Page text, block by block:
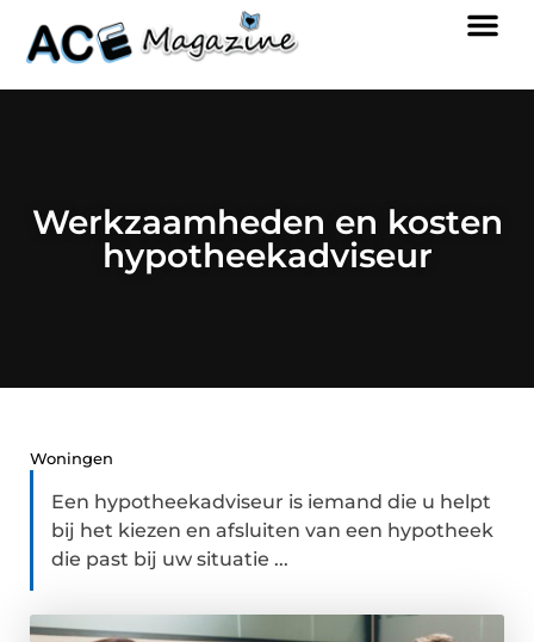
Werkzaamheden en kosten
hypotheekadviseur
Woningen
Een hypotheekadviseur is iemand die u helpt
bij het kiezen en afsluiten van een hypotheek
die past bij uw situatie ...